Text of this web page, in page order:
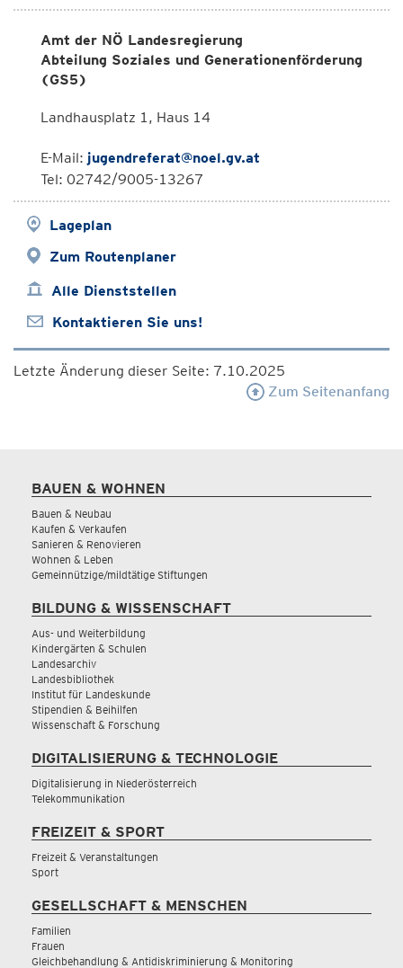
Amt der NÖ Landesregierung
Abteilung Soziales und Generationenförderung
(GS5)
Landhausplatz 1, Haus 14
E-Mail: jugendreferat@noel.gv.at
Tel: 02742/9005-13267
Lageplan
Zum Routenplaner
Alle Dienststellen
Kontaktieren Sie uns!
Letzte Änderung dieser Seite: 7.10.2025
Zum Seitenanfang
BAUEN & WOHNEN
Bauen & Neubau
Kaufen & Verkaufen
Sanieren & Renovieren
Wohnen & Leben
Gemeinnützige/mildtätige Stiftungen
BILDUNG & WISSENSCHAFT
Aus- und Weiterbildung
Kindergärten & Schulen
Landesarchiv
Landesbibliothek
Institut für Landeskunde
Stipendien & Beihilfen
Wissenschaft & Forschung
DIGITALISIERUNG & TECHNOLOGIE
Digitalisierung in Niederösterreich
Telekommunikation
FREIZEIT & SPORT
Freizeit & Veranstaltungen
Sport
GESELLSCHAFT & MENSCHEN
Familien
Frauen
Gleichbehandlung & Antidiskriminierung & Monitoring